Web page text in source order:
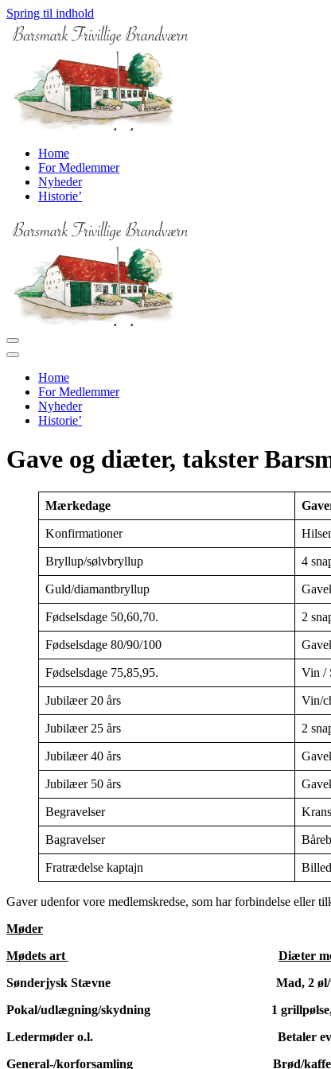
Spring til indhold
Home
For Medlemmer
Nyheder
Historie’
Navigation
menu
Navigation
Home
For Medlemmer
Nyheder
Historie’
Gave og diæter, takster
Mærkedage
Konfirmationer
Bryllup/sølvbryllup 4
Guld/diamantbryllup
Fødselsdage 50,60,70. 2
Fødselsdage 80/90/100
Fødselsdage 75,85,95. Vin /
Jubilæer 20 års Vin/
Jubilæer 25 års 2
Jubilæer 40 års
Jubilæer 50 års
Begravelser
Bagravelser
Fratrædelse kaptajn
Gaver udenfor vore medlemskredse, som har forbindelse eller
Møder
Mødets art
Diæter
Sønderjysk Stævne Mad, 2 øl/
Pokal/udlægning/skydning 1 grillpølse, 1
Ledermøder o.l. Betaler evt.
General-/korforsamling Brød/kaffe, 2